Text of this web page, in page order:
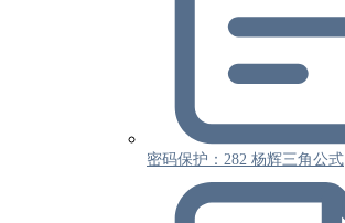
密码保护：282 杨辉三角公式